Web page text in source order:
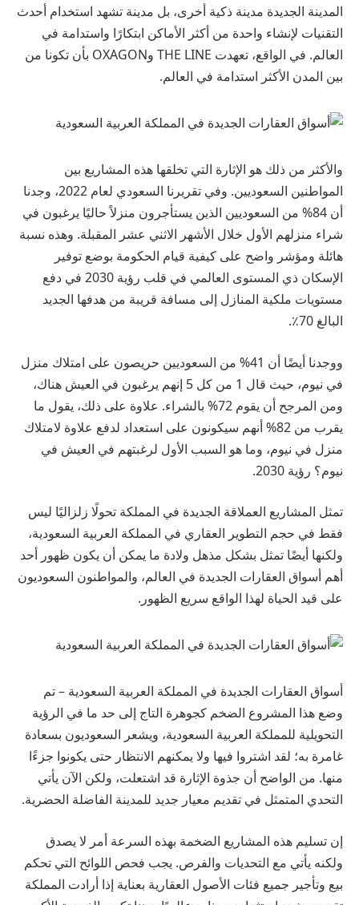
المدينة الجديدة مدينة ذكية أخرى، بل مدينة تشهد استخدام أحدث
التقنيات لإنشاء واحدة من أكثر الأماكن ابتكارًا واستدامة في
العالم. في الواقع، تعهدت THE LINE وOXAGON بأن تكونا من
بين المدن الأكثر استدامة في العالم.
والأكثر من ذلك هو الإثارة التي تخلقها هذه المشاريع بين
المواطنين السعوديين. وفي تقريرنا السعودي لعام 2022، وجدنا
أن 84% من السعوديين الذين يستأجرون منزلاً حاليًا يرغبون في
شراء منزلهم الأول خلال الأشهر الاثني عشر المقبلة. وهذه نسبة
هائلة ومؤشر واضح على كيفية قيام الحكومة بوضع توفير
الإسكان ذي المستوى العالمي في قلب رؤية 2030 في دفع
مستويات ملكية المنازل إلى مسافة قريبة من هدفها الجديد
البالغ 70٪.
ووجدنا أيضًا أن 41% من السعوديين حريصون على امتلاك منزل
في نيوم، حيث قال 1 من كل 5 إنهم يرغبون في العيش هناك،
ومن المرجح أن يقوم 72% بالشراء. علاوة على ذلك، يقول ما
يقرب من 82% أنهم سيكونون على استعداد لدفع علاوة لامتلاك
منزل في نيوم، وما هو السبب الأول لرغبتهم في العيش في
نيوم؟ رؤية 2030.
تمثل المشاريع العملاقة الجديدة في المملكة تحولًا زلزاليًا ليس
فقط في حجم التطوير العقاري في المملكة العربية السعودية،
ولكنها أيضًا تمثل بشكل مذهل ولادة ما يمكن أن يكون ظهور أحد
أهم أسواق العقارات الجديدة في العالم، والمواطنون السعوديون
على قيد الحياة لهذا الواقع سريع الظهور.
أسواق العقارات الجديدة في المملكة العربية السعودية – تم
وضع هذا المشروع الضخم كجوهرة التاج إلى حد ما في الرؤية
التحويلية للمملكة العربية السعودية، ويشعر السعوديون بسعادة
غامرة به؛ لقد اشتروا فيها ولا يمكنهم الانتظار حتى يكونوا جزءًا
منها. من الواضح أن جذوة الإثارة قد اشتعلت، ولكن الآن يأتي
التحدي المتمثل في تقديم معيار جديد للمدينة الفاضلة الحضرية.
إن تسليم هذه المشاريع الضخمة بهذه السرعة أمر لا يصدق
ولكنه يأتي مع التحديات والفرص. يجب فحص اللوائح التي تحكم
بيع وتأجير جميع فئات الأصول العقارية بعناية إذا أرادت المملكة